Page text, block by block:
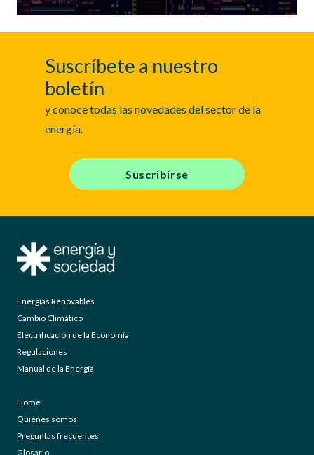
Suscríbete a nuestro
boletín
y conoce todas las novedades del sector de la
energía.
Suscribirse
Energías Renovables
Cambio Climático
Electrificación de la Economía
Regulaciones
Manual de la Energía
Home
Quiénes somos
Preguntas frecuentes
Glosario